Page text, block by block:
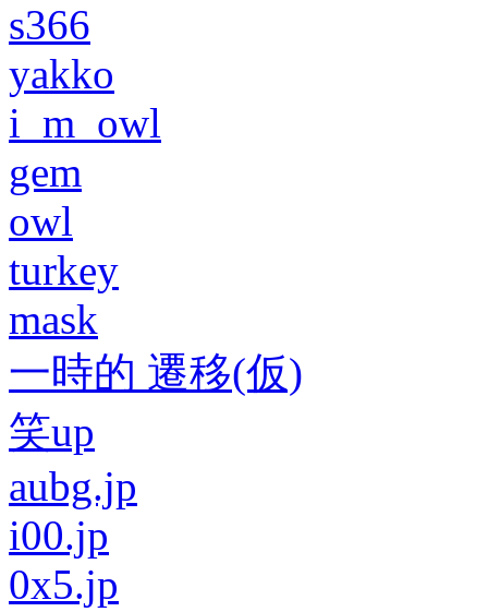
s366
yakko
i_m_owl
gem
owl
turkey
mask
一時的 遷移(仮)
笑up
aubg.jp
i00.jp
0x5.jp